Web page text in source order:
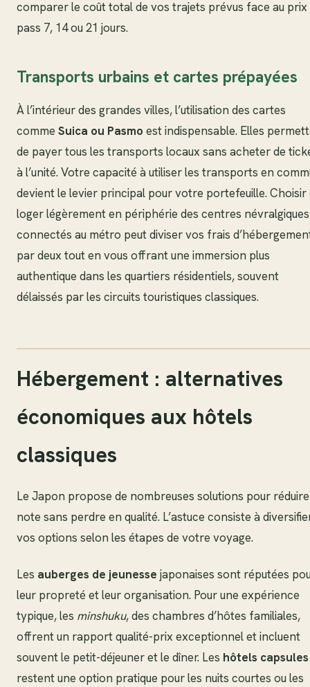
comparer le coût total de vos trajets prévus face au prix
pass 7, 14 ou 21 jours.
Transports urbains et cartes prépayées
À l’intérieur des grandes villes, l’utilisation des cartes
comme Suica ou Pasmo est indispensable. Elles
de payer tous les transports locaux sans acheter de
à l’unité. Votre capacité à utiliser les transports en
devient le levier principal pour votre portefeuille. Choisir
loger légèrement en périphérie des centres névralgiques
connectés au métro peut diviser vos frais
par deux tout en vous offrant une immersion plus
authentique dans les quartiers résidentiels, souvent
délaissés par les circuits touristiques classiques.
Hébergement : alternatives
économiques aux hôtels
classiques
Le Japon propose de nombreuses solutions pour
note sans perdre en qualité. L’astuce consiste à
vos options selon les étapes de votre voyage.
Les auberges de jeunesse japonaises sont réputées
leur propreté et leur organisation. Pour une expérience
typique, les minshuku, des chambres d’hôtes familiales,
offrent un rapport qualité-prix exceptionnel et incluent
souvent le petit-déjeuner et le dîner. Les hôtels capsules
restent une option pratique pour les nuits courtes ou les